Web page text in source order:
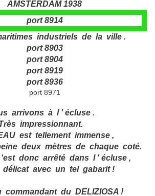
industriels de la ville .
arrivons à l ' écluse .
impressionnant.
est tellement immense ,
deux mètres de chaque coté.
donc arrêté dans l ' écluse ,
délicat avec un tel gabarit !
commandant du DELIZIOSA !